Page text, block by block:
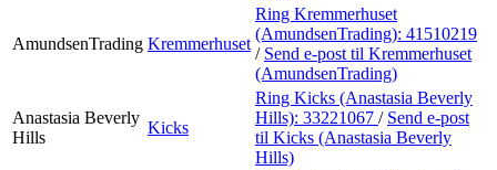
AmundsenTrading Kremmerhuset
Ring Kremmerhuset
(AmundsenTrading): 41510219
/ Send e-post til Kremmerhuset
(AmundsenTrading)
Anastasia Beverly
Hills
Kicks
Ring Kicks (Anastasia Beverly
Hills): 33221067 / Send e-post
til Kicks (Anastasia Beverly
Hills)